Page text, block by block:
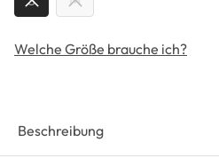
Welche Größe brauche ich?
Beschreibung